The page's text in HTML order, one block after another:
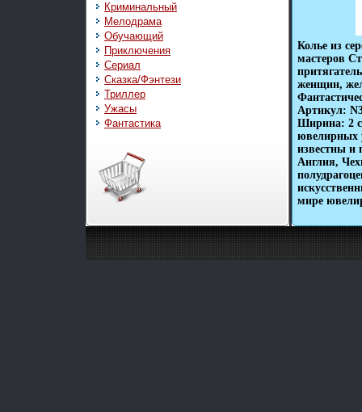
Криминальный
Мелодрама
Обучающий
Приключения
Сериал
Сказка/Фэнтези
Триллер
Ужасы
Фантастика
Колье из
мастеров
женщин,
Артикул:
Ширина: 2
ювелирных
известны и
Англия,
мире